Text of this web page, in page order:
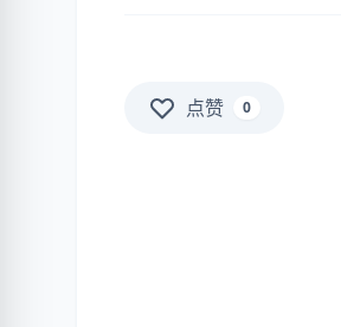
点赞 0